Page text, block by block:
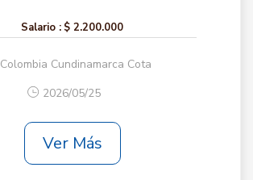
Salario : $ 2.200.000
Colombia Cundinamarca Cota
2026/05/25
Ver Más